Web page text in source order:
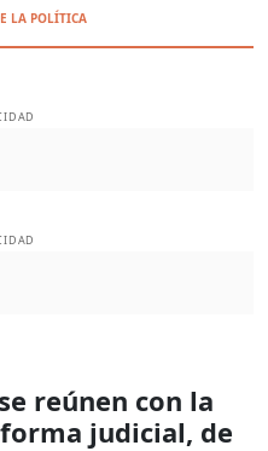
LA POLÍTICA
reúnen con la
judicial, de